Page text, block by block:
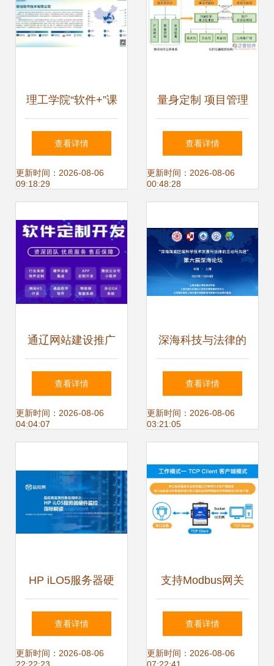
理工学院“软件+”课
程教学团队走进统
信软件广西分公
新篇章
查看详情
更新时间：2026-08-06
09:18:29
量身定制 项目管理
软件的技术研发与
技术推广服务标杆
查看详情
更新时间：2026-08-06
00:48:28
通辽网站建设推广
与软件技术研发服
务 驱动数字化转型
查看详情
更新时间：2026-08-06
04:04:07
深海科技与法律的
融合共进 第六届深
海论坛聚焦技术研
查看详情
更新时间：2026-08-06
03:21:05
HP iLO5服务器硬
件监控指标解读与
软硬件技术服务
查看详情
更新时间：2026-08-06
支持Modbus网关
协议转换的TCP与
RTU串口服务器 技
查看详情
更新时间：2026-08-06